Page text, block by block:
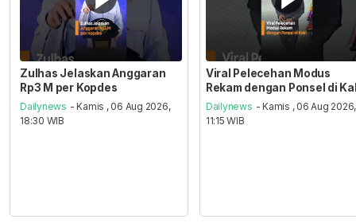
Zulhas Jelaskan Anggaran
Rp3 M per Kopdes
Dailynews - Kamis , 06 Aug 2026,
18:30 WIB
Viral Pelecehan Modus
Rekam dengan Ponsel di
Dailynews - Kamis , 06 Aug 2026,
11:15 WIB